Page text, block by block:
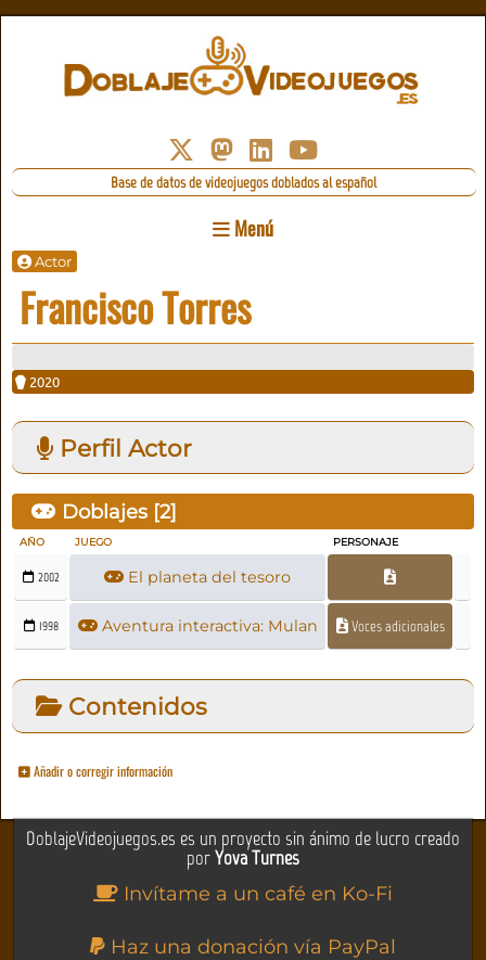
Base de datos de videojuegos doblados al español
Menú
Actor
Francisco Torres
2020
Perfil Actor
Doblajes [2]
AÑO JUEGO PERSONAJE
2002 El planeta del tesoro
1998 Aventura interactiva: Mulan Voces adicionales
Contenidos
Añadir o corregir información
DoblajeVideojuegos.es es un proyecto sin ánimo de lucro creado
porYova Turnes
Invítame a un café en Ko-Fi
Haz una donación vía PayPal